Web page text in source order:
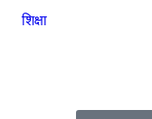
शिक्षा